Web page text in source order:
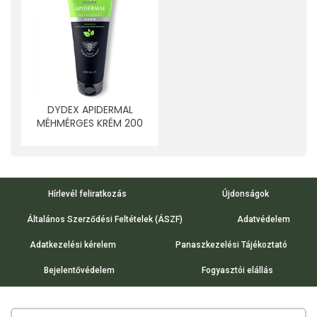
DYDEX APIDERMAL
MÉHMÉRGES KRÉM 200
Hírlevél feliratkozás Újdonságok
Általános Szerződési Feltételek (ÁSZF) Adatvédelem
Adatkezelési kérelem Panaszkezelési Tájékoztató
Bejelentővédelem Fogyasztói elállás